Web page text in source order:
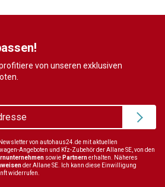
von unseren exklusiven
von autohaus24.de mit aktuellen
Angeboten und Kfz-Zubehör der Allane SE, von den
sowie Partnernerhalten. Näheres
der Allane SE. Ich kann diese Einwilligung
widerrufen.